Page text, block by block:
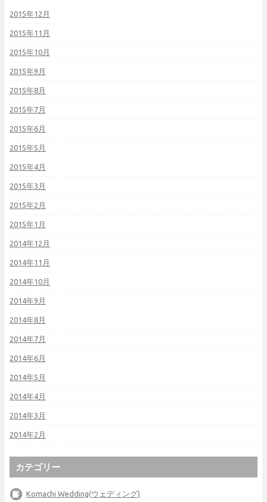
2015年12月
2015年11月
2015年10月
2015年9月
2015年8月
2015年7月
2015年6月
2015年5月
2015年4月
2015年3月
2015年2月
2015年1月
2014年12月
2014年11月
2014年10月
2014年9月
2014年8月
2014年7月
2014年6月
2014年5月
2014年4月
2014年3月
2014年2月
カテゴリー
Komachi Wedding(ウェディング)